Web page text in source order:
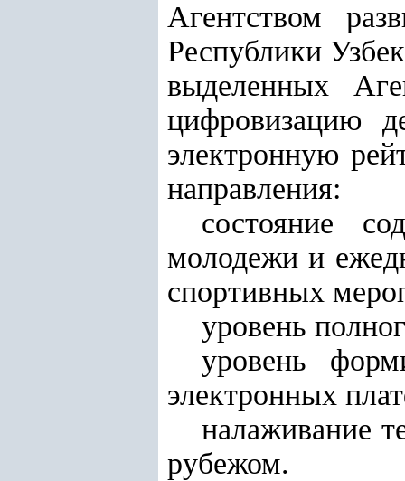
Агентством
Республики
выделенных
цифровизацию
электронную
направления:
состояние
молодежи и
спортивных
уровень
уровень
электронных
налаживание
рубежом.